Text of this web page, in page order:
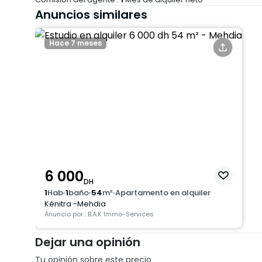
cualquier información adicional y/o visita.
Alquiler: 6000 Dh
Anuncios similares
Hace 7 meses
6 000DH
1Hab 1baño 54m² Apartamento en alquiler
Kénitra -Mehdia
Anuncio por : B.A.K Immo-Services
Dejar una opinión
Tu opinión sobre este precio